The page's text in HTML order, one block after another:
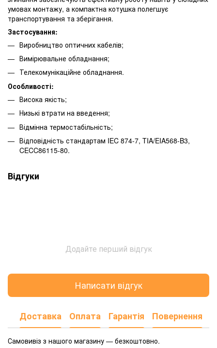
умовах монтажу, а компактна котушка полегшує
транспортування та зберігання.
Застосування:
Виробництво оптичних кабелів;
Вимірювальне обладнання;
Телекомунікаційне обладнання.
Особливості:
Висока якість;
Низькі втрати на введення;
Відмінна термостабільність;
Відповідність стандартам IEC 874-7, TIA/EIA568-B3,
CECC86115-80.
Відгуки
Додайте перший відгук
Написати відгук
Доставка Оплата Гарантія Повернення
Самовивіз з нашого магазину — безкоштовно.